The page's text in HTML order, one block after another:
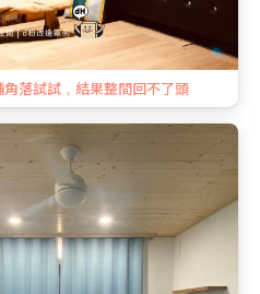
落試試，結果整間回不了頭